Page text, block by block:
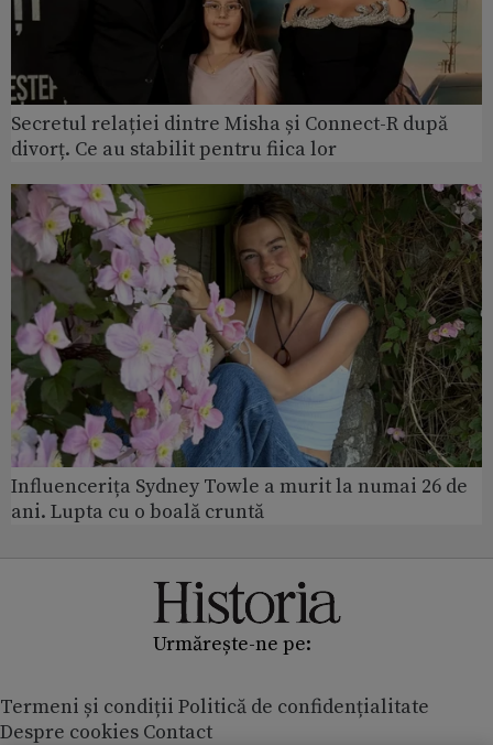
Secretul relației dintre Misha și Connect-R după
divorț. Ce au stabilit pentru fiica lor
Influencerița Sydney Towle a murit la numai 26 de
ani. Lupta cu o boală cruntă
Urmărește-ne pe:
Termeni și condiții Politică de confidențialitate
Despre cookies Contact